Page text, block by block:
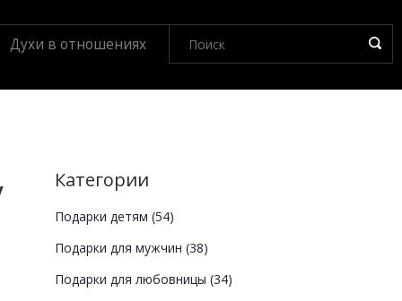
Духи в отношениях
Категории
Подарки детям (54)
Подарки для мужчин (38)
Подарки для любовницы (34)